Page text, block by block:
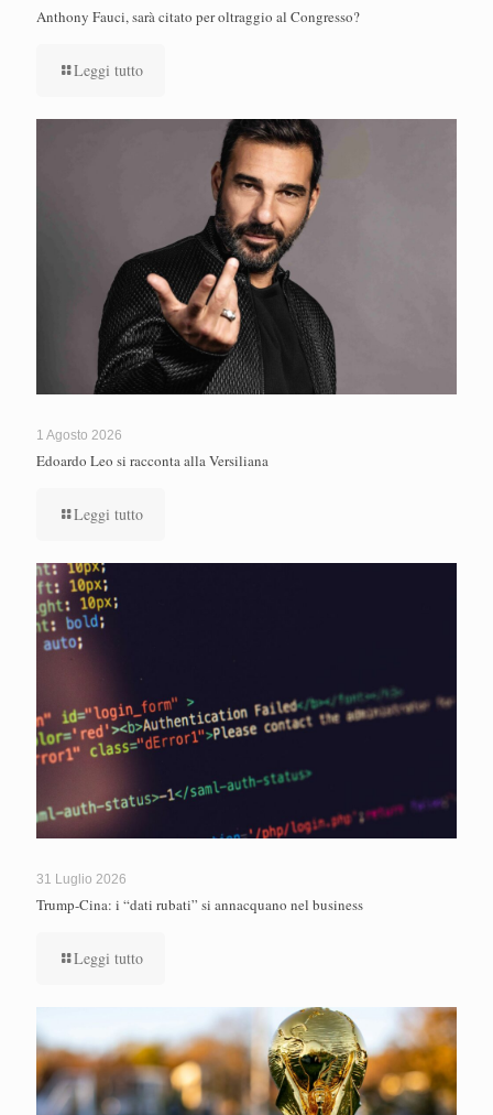
Anthony Fauci, sarà citato per oltraggio al Congresso?
Leggi tutto
1 Agosto 2026
Edoardo Leo si racconta alla Versiliana
Leggi tutto
31 Luglio 2026
Trump-Cina: i “dati rubati” si annacquano nel business
Leggi tutto